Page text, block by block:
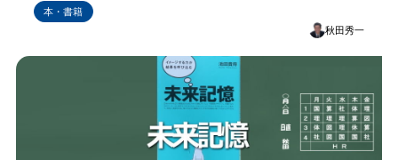
本・書籍
秋田秀一